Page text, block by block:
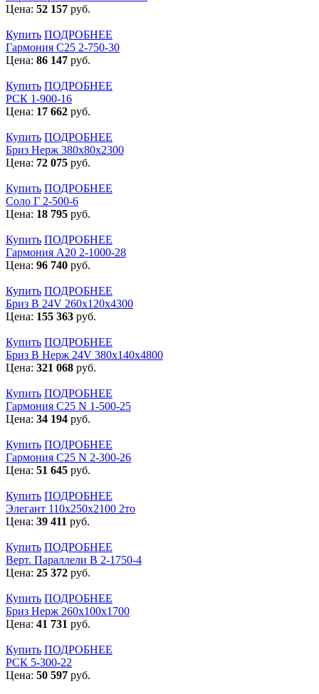
Цена: 52 157 руб.
Купить ПОДРОБНЕЕ
Гармония С25 2-750-30
Цена: 86 147 руб.
Купить ПОДРОБНЕЕ
РСК 1-900-16
Цена: 17 662 руб.
Купить ПОДРОБНЕЕ
Бриз Нерж 380х80х2300
Цена: 72 075 руб.
Купить ПОДРОБНЕЕ
Соло Г 2-500-6
Цена: 18 795 руб.
Купить ПОДРОБНЕЕ
Гармония А20 2-1000-28
Цена: 96 740 руб.
Купить ПОДРОБНЕЕ
Бриз В 24V 260x120x4300
Цена: 155 363 руб.
Купить ПОДРОБНЕЕ
Бриз В Нерж 24V 380x140x4800
Цена: 321 068 руб.
Купить ПОДРОБНЕЕ
Гармония С25 N 1-500-25
Цена: 34 194 руб.
Купить ПОДРОБНЕЕ
Гармония С25 N 2-300-26
Цена: 51 645 руб.
Купить ПОДРОБНЕЕ
Элегант 110x250x2100 2то
Цена: 39 411 руб.
Купить ПОДРОБНЕЕ
Верт. Параллели В 2-1750-4
Цена: 25 372 руб.
Купить ПОДРОБНЕЕ
Бриз Нерж 260х100х1700
Цена: 41 731 руб.
Купить ПОДРОБНЕЕ
РСК 5-300-22
Цена: 50 597 руб.